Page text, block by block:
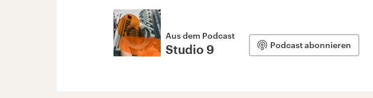
Aus dem Podcast
Studio 9 Podcast abonnieren